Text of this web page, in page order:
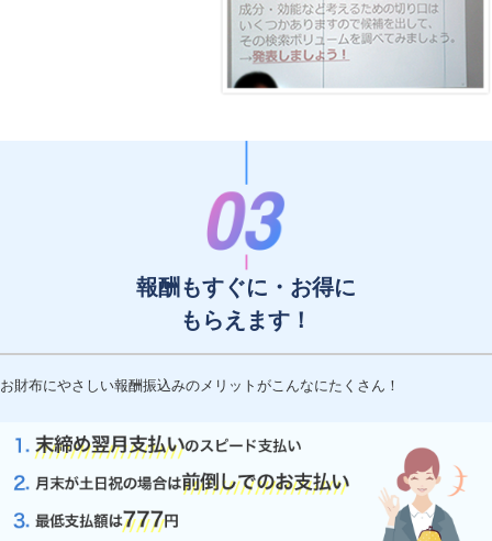
報酬もすぐに・お得に
もらえます！
お財布にやさしい報酬振込みのメリットがこんなにたくさん！